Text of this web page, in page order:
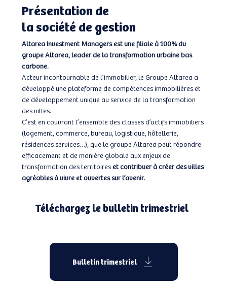
Présentation de
la société de gestion
Altarea Investment Managers est une filiale à 100% du
groupe Altarea, leader de la transformation urbaine bas
carbone.
Acteur incontournable de l’immobilier, le Groupe Altarea a
développé une plateforme de compétences immobilières et
de développement unique au service de la transformation
des villes.
C’est en couvrant l’ensemble des classes d’actifs immobiliers
(logement, commerce, bureau, logistique, hôtellerie,
résidences services…), que le groupe Altarea peut répondre
efficacement et de manière globale aux enjeux de
transformation des territoireset contribuer à créer des villes
agréables à vivre et ouvertes sur l’avenir.
Téléchargez le bulletin trimestriel
Bulletin trimestriel